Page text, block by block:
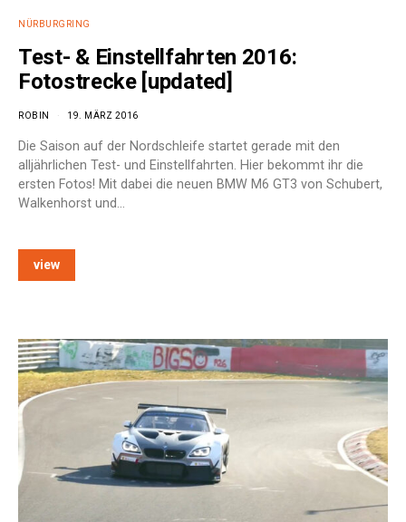
NÜRBURGRING
Test- & Einstellfahrten 2016:
Fotostrecke [updated]
ROBIN 19. MÄRZ 2016
Die Saison auf der Nordschleife startet gerade mit den
alljährlichen Test- und Einstellfahrten. Hier bekommt ihr die
ersten Fotos! Mit dabei die neuen BMW M6 GT3 von Schubert,
Walkenhorst und…
view